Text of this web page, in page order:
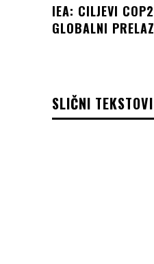
IEA: CILJEVI
GLOBALNI
SLIČNI TEKSTOVI